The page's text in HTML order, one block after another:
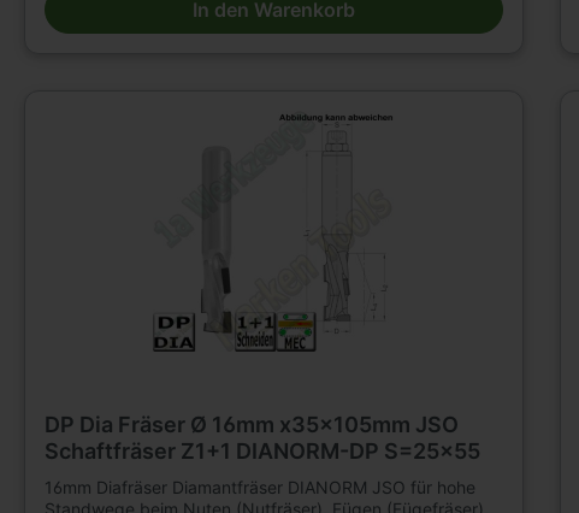
Beanspruchung, mit 2 bzw3 durchgängigenSpannuten.
Durchmesser 12 2flügelig. Durchmesser 16 - 20mm
Weitere Schaftfräser und Werkzeuge für Holzbearbeitung
finden Sie in großer Auswahl in unserem Werkzeugshop.
In den Warenkorb
DP Dia Fräser Ø 16mm x35x105mm JSO
Schaftfräser Z1+1 DIANORM-DP S=25x55
16mm Diafräser Diamantfräser DIANORM JSO für hohe